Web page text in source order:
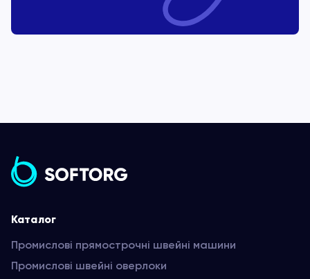
Каталог
Промислові прямострочні швейні машини
Промислові швейні оверлоки